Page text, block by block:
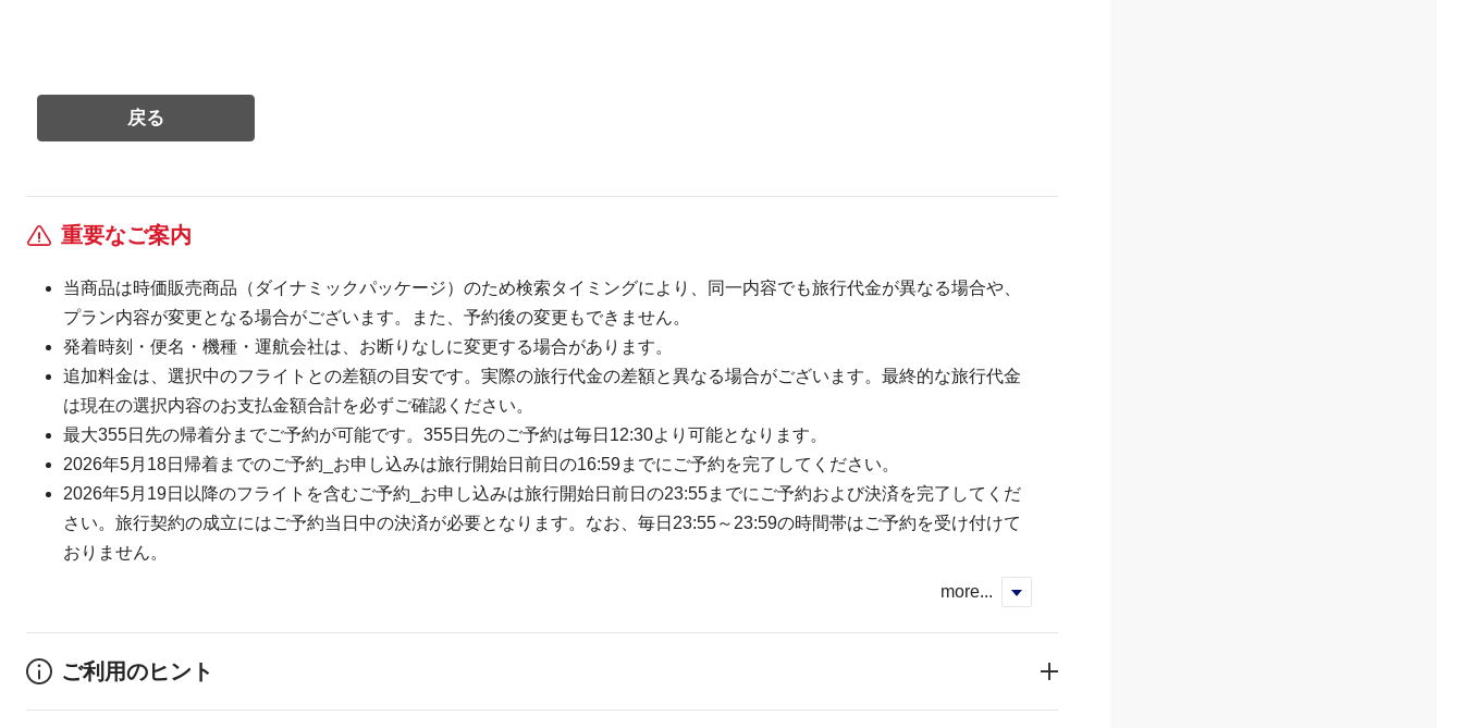
重要なご案内
当商品は時価販売商品（ダイナミックパッケージ）のため検索タイミングにより、同一内容でも旅行代金が異なる場合や、
プラン内容が変更となる場合がございます。また、予約後の変更もできません。
発着時刻・便名・機種・運航会社は、お断りなしに変更する場合があります。
追加料金は、選択中のフライトとの差額の目安です。実際の旅行代金の差額と異なる場合がございます。最終的な旅行代金
は現在の選択内容のお支払金額合計を必ずご確認ください。
最大355日先の帰着分までご予約が可能です。355日先のご予約は毎日12:30より可能となります。
2026年5月18日帰着までのご予約_お申し込みは旅行開始日前日の16:59までにご予約を完了してください。
2026年5月19日以降のフライトを含むご予約_お申し込みは旅行開始日前日の23:55までにご予約および決済を完了してくだ
さい。旅行契約の成立にはご予約当日中の決済が必要となります。なお、毎日23:55～23:59の時間帯はご予約を受け付けて
おりません。
more...
ご利用のヒント